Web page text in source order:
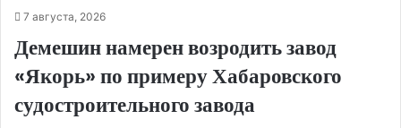
7 августа, 2026
Демешин намерен возродить завод
«Якорь» по примеру Хабаровского
судостроительного завода